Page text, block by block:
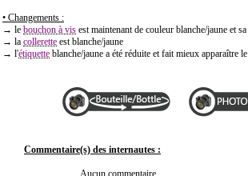
• Changements :
→ le bouchon à vis est maintenant de couleur blanche/jaune et
→ la collerette est blanche/jaune
→ l'étiquette blanche/jaune a été réduite et fait mieux apparaître
Commentaire(s) des internautes :
Aucun commentaire